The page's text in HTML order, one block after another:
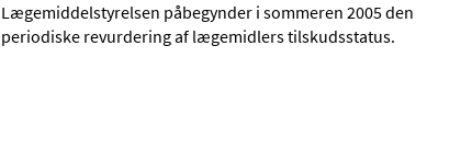
Lægemiddelstyrelsen påbegynder i sommeren 2005 den
periodiske revurdering af lægemidlers tilskudsstatus.